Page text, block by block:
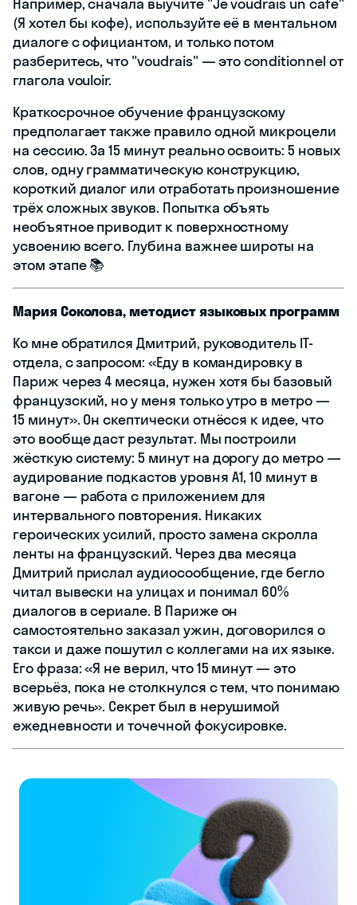
Например, сначала выучите "Je voudrais un café"
(Я хотел бы кофе), используйте её в ментальном
диалоге с официантом, и только потом
разберитесь, что "voudrais" — это conditionnel от
глагола vouloir.
Краткосрочное обучение французскому
предполагает также правило одной микроцели
на сессию. За 15 минут реально освоить: 5 новых
слов, одну грамматическую конструкцию,
короткий диалог или отработать произношение
трёх сложных звуков. Попытка объять
необъятное приводит к поверхностному
усвоению всего. Глубина важнее широты на
этом этапе 📚
Мария Соколова, методист языковых программ
Ко мне обратился Дмитрий, руководитель IT-
отдела, с запросом: «Еду в командировку в
Париж через 4 месяца, нужен хотя бы базовый
французский, но у меня только утро в метро —
15 минут». Он скептически отнёсся к идее, что
это вообще даст результат. Мы построили
жёсткую систему: 5 минут на дорогу до метро —
аудирование подкастов уровня A1, 10 минут в
вагоне — работа с приложением для
интервального повторения. Никаких
героических усилий, просто замена скролла
ленты на французский. Через два месяца
Дмитрий прислал аудиосообщение, где бегло
читал вывески на улицах и понимал 60%
диалогов в сериале. В Париже он
самостоятельно заказал ужин, договорился о
такси и даже пошутил с коллегами на их языке.
Его фраза: «Я не верил, что 15 минут — это
всерьёз, пока не столкнулся с тем, что понимаю
живую речь». Секрет был в нерушимой
ежедневности и точечной фокусировке.